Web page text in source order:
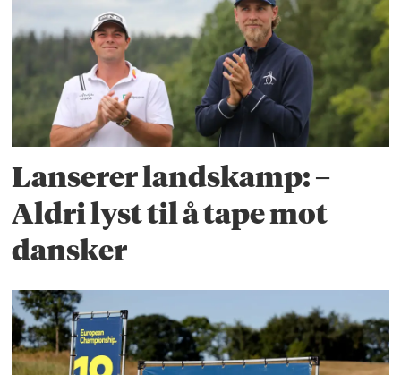
Lanserer landskamp: –
Aldri lyst til å tape mot
dansker